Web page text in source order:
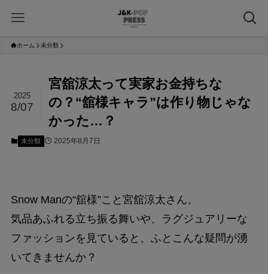
ホーム 未分類
宮舘涼太って実家お金持ちな
の？“舘様キャラ”は作り物じゃな
かった…？
2025
8/07
未分類 2025年8月7日
Snow Manの“舘様”こと宮舘涼太さん。
気品あふれる立ち振る舞いや、ラグジュアリーな
ファッションを見ていると、ふとこんな疑問が湧
いてきませんか？